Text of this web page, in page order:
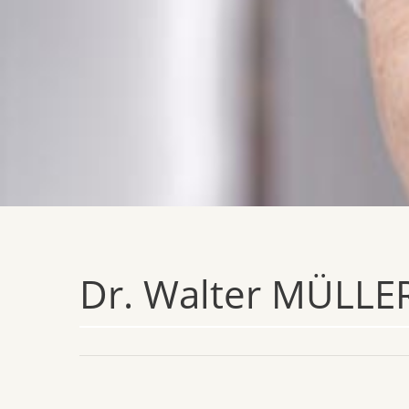
Dr. Walter